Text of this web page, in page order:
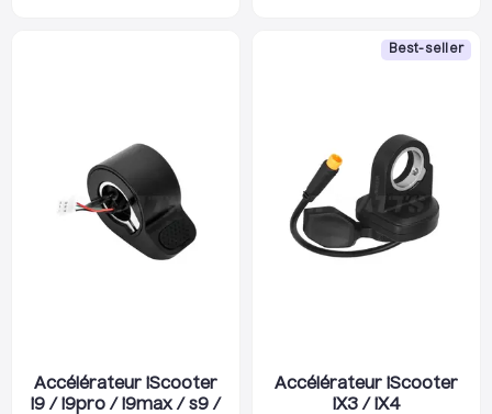
Accélérateur iScooter
i9 / i9pro / i9max / s9 /
Best-seller
Accélérateur iScooter
iX3 / iX4